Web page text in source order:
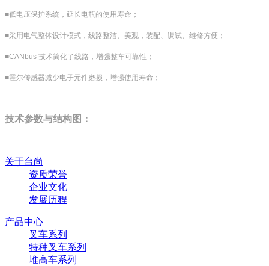
■低电压保护系统，延长电瓶的使用寿命；
■采用电气整体设计模式，线路整洁、美观，装配、调试、维修方便；
■CANbus 技术简化了线路，增强整车可靠性；
■霍尔传感器减少电子元件磨损，增强使用寿命；
技术参数与结构图：
关于台尚
资质荣誉
企业文化
发展历程
产品中心
叉车系列
特种叉车系列
堆高车系列